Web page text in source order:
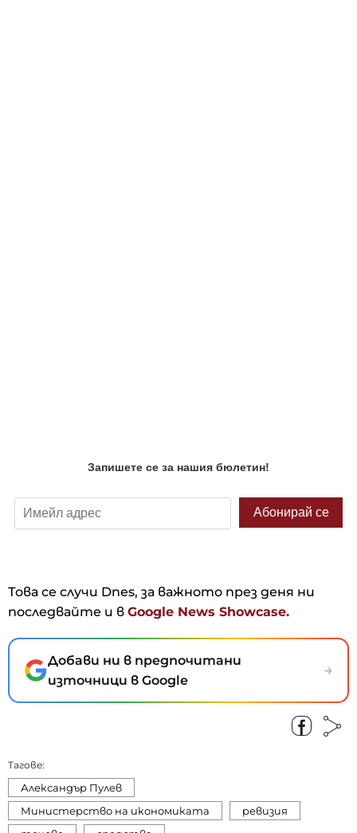
Това се случи Dnes, за важното през деня ни
последвайте и в Google News Showcase.
Добави ни в предпочитани
източници в Google
→
Тагове:
Александър Пулев
Министерство на икономиката
ревизия